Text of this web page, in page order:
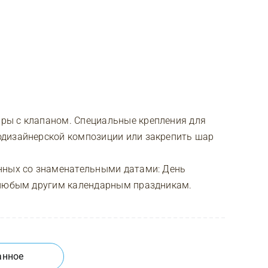
с клапаном. Специальные крепления для
композиции или закрепить шар
со знаменательными датами: День
другим календарным праздникам.